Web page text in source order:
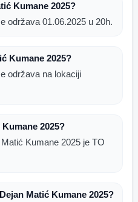
Kumane 2025?
održava 01.06.2025 u 20h.
Kumane 2025?
održava na lokaciji
2025?
Kumane 2025 je TO
Matić Kumane 2025?